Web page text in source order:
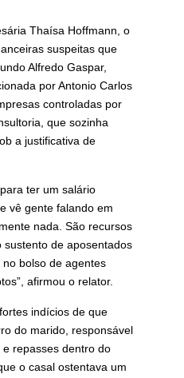
Thaísa Hoffmann, o
suspeitas que
Alfredo Gaspar,
por Antonio Carlos
controladas por
que sozinha
a justificativa de
ter um salário
vê gente falando em
nada. São recursos
de aposentados
bolso de agentes
afirmou o relator.
indícios de que
do marido, responsável
repasses dentro do
o casal ostentava um